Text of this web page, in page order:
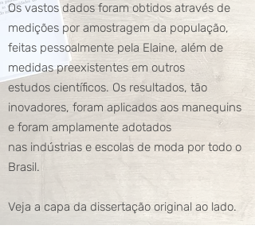
Os vastos dados foram obtidos através de
medições por amostragem da população,
feitas pessoalmente pela Elaine, além de
medidas preexistentes em outros
estudos científicos. Os resultados, tão
inovadores, foram aplicados aos manequins
e foram amplamente adotados
nas indústrias e escolas de moda por todo o
Brasil.
Veja a capa da dissertação original ao lado.